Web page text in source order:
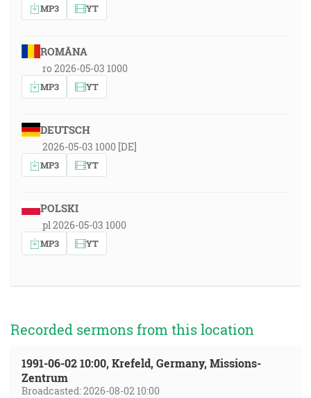
MP3 YT
ROMÂNA
ro 2026-05-03 1000
MP3 YT
DEUTSCH
2026-05-03 1000 [DE]
MP3 YT
POLSKI
pl 2026-05-03 1000
MP3 YT
Recorded sermons from this location
1991-06-02 10:00, Krefeld, Germany, Missions-
Zentrum
Broadcasted: 2026-08-02 10:00